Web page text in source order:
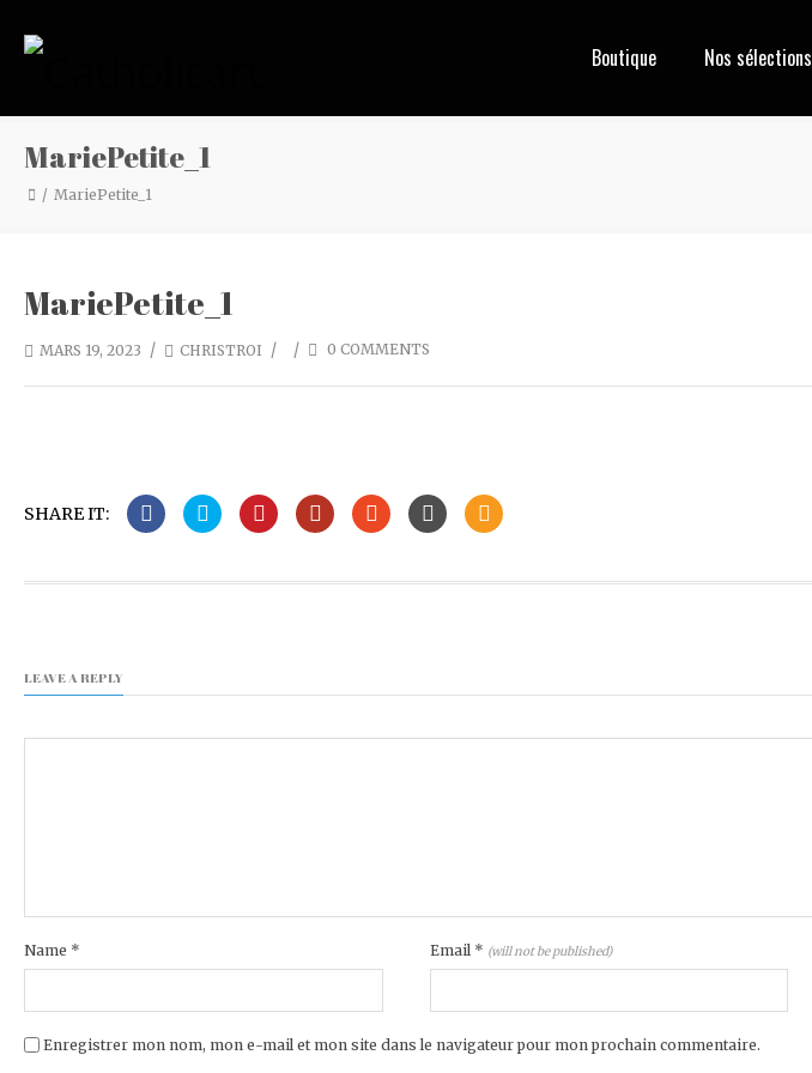
Boutique Nos sélections
MariePetite_1
MariePetite_1
MariePetite_1
MARS 19, 2023 / CHRISTROI / / 0 COMMENTS
SHARE IT:
LEAVE A REPLY
Name * Email * (will not be published)
Enregistrer mon nom, mon e-mail et mon site dans le navigateur pour mon prochain commentaire.